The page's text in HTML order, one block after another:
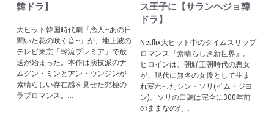
韓ドラ】
大ヒット韓国時代劇『恋人~あの日
聞いた花の咲く音~』が、地上波の
テレビ東京「韓流プレミア」で放
送が始まった。本作は演技派のナ
ムグン・ミンとアン・ウンジンが
素晴らしい存在感を見せた究極の
ラブロマンス。...
ス王子に【サランヘジョ韓
ドラ】
Netflix大ヒット中のタイムスリップ
ロマンス『素晴らしき新世界』。
ヒロインは、朝鮮王朝時代の悪女
が、現代に無名の女優として生ま
れ変わったシン・ソリ(イム・ジヨ
ン)。ソリの口調は完全に300年前
のままなのだ...